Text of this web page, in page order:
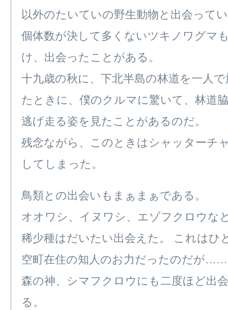
以外のたいていの野生動物と出会って
個体数が決して多くないツキノワグマ
け、出会ったことがある。
十九歳の秋に、下北半島の林道を一人
たときに、僕のクルマに驚いて、林道
逃げ走る姿を見たことがあるのだ。
残念ながら、このときはシャッターチ
してしまった。
鳥類との出会いもまぁまぁである。
オオワシ、イヌワシ、エゾフクロウな
稀少種はだいたい出会えた。 これはひ
空町在住の知人のお力だったのだが
森の神、シマフクロウにも二度ほど出
る。